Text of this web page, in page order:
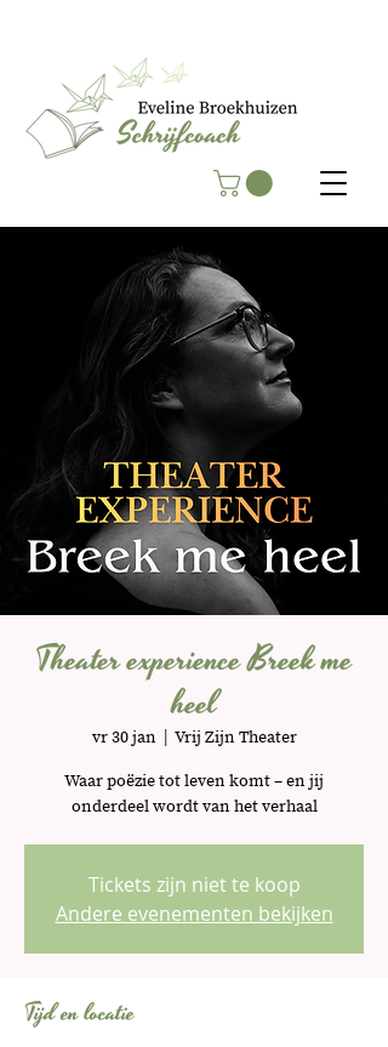
Theater experience Breek me
heel
vr 30 jan
Vrij Zijn Theater
Waar poëzie tot leven komt – en jij
onderdeel wordt van het verhaal
Tickets zijn niet te koop
Andere evenementen bekijken
Tijd en locatie